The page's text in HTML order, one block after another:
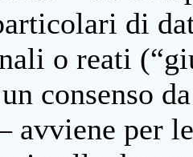
di
o reati
consenso
avviene per